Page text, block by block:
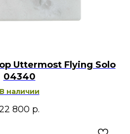
Uttermost Flying Solo
04340
В наличии
800 р.